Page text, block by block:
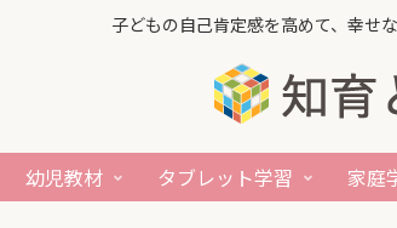
子どもの自己肯定感を高めて、幸せ
幼児教材 タブレット学習 家庭